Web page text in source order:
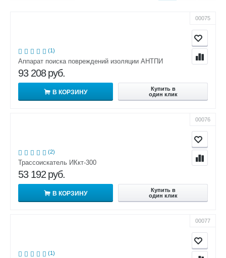
00075
(1)
Аппарат поиска повреждений изоляции АНТПИ
93 208 руб.
В КОРЗИНУ
Купить в
один клик
00076
(2)
Трассоискатель ИКкт-300
53 192 руб.
В КОРЗИНУ
Купить в
один клик
00077
(1)